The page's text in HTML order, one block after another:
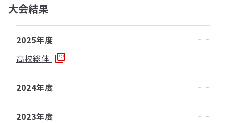
大会結果
2025年度
高校総体
2024年度
2023年度